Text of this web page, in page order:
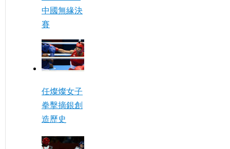
中國無緣決
賽
任燦燦女子
拳擊摘銀創
造歷史